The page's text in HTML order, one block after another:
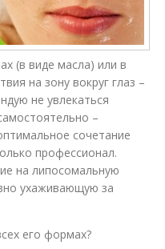
(в виде масла) или в
на зону вокруг глаз –
не увлекаться
–
сочетание
профессионал.
на липосомальную
ухаживающую за
его формах?